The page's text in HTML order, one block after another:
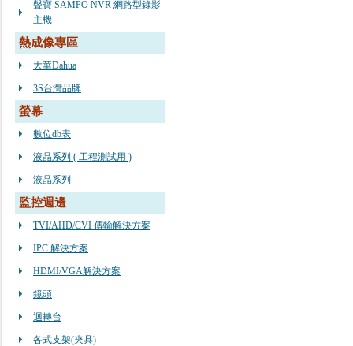
聲寶 SAMPO NVR 網路型錄影
主機
熱成像專區
大華Dahua
3S台灣品牌
螢幕
數位db表
液晶系列 ( 工程測試用 )
液晶系列
監控週邊
TVI/AHD/CVI 傳輸解決方案
IPC 解決方案
HDMI/VGA解決方案
鏡頭
迴轉台
各式支架(夾具)